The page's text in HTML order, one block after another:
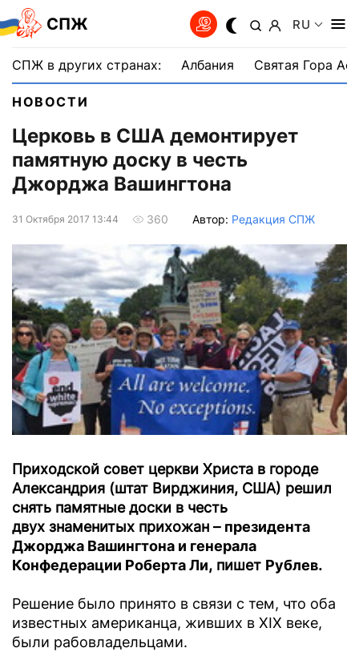
СПЖ RU
СПЖ в других странах: Албания Святая Гора
НОВОСТИ
Церковь в США демонтирует
памятную доску в честь
Джорджа Вашингтона
31 Октября 2017 13:44 360 Автор: Редакция СПЖ
Приходской совет церкви Христа в городе
Александрия (штат Вирджиния, США) решил
снять памятные доски в честь
двух знаменитых прихожан – президента
Джорджа Вашингтона и генерала
Конфедерации Роберта Ли, пишет Рублев.
Решение было принято в связи с тем, что оба
известных американца, живших в XIX веке,
были рабовладельцами.